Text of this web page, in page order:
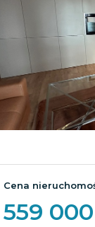
Cena
559